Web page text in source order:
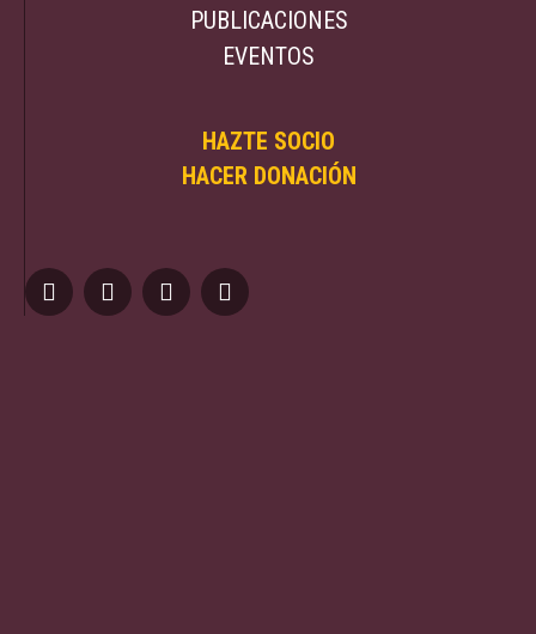
PUBLICACIONES
EVENTOS
HAZTE SOCIO
HACER DONACIÓN